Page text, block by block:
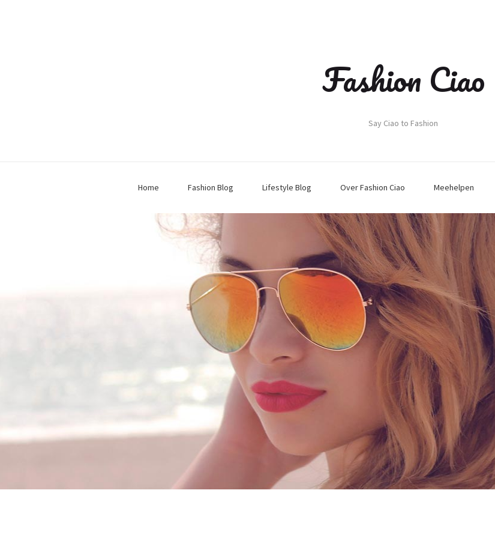
Fashion Ciao
Say Ciao to Fashion
Home Fashion Blog Lifestyle Blog Over Fashion Ciao Meehelpen